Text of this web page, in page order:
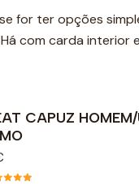
for ter opções
com carda interior
CAPUZ HOMEM/